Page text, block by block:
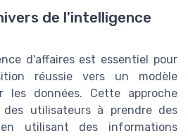
de l'intelligence
d'affaires est essentiel pour
réussie vers un modèle
les données. Cette approche
utilisateurs à prendre des
en utilisant des informations